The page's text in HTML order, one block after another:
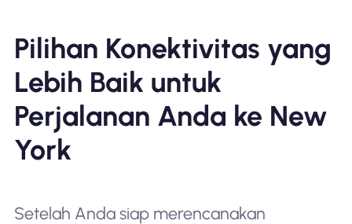
Pilihan Konektivitas yang
Lebih Baik untuk
Perjalanan Anda ke New
York
Setelah Anda siap merencanakan